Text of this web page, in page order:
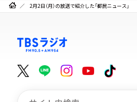
2月2日（月）の放送で紹介した「都民ニュース」